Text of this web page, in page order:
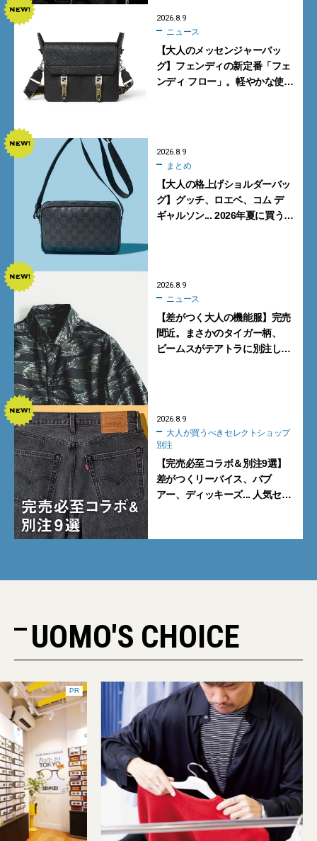
2026.8.9
ニュース
【大人のメッセンジャーバッ
グ】フェンディの新定番「フェ
ンディ フロー」。軽やかな使い
2026.8.9
まとめ
【大人の格上げショルダーバッ
グ】グッチ、ロエベ、コム デ
ギャルソン... 2026年夏に買うべ
2026.8.9
ニュース
【差がつく大人の機能服】完売
間近。まさかのタイガー柄、
ビームスがテアトラに別注した
2026.8.9
別注
【完売必至コラボ＆別注9選】
差がつくリーバイス、バブ
アー、ディッキーズ... 人気セレ
UOMO'S CHOICE
PR